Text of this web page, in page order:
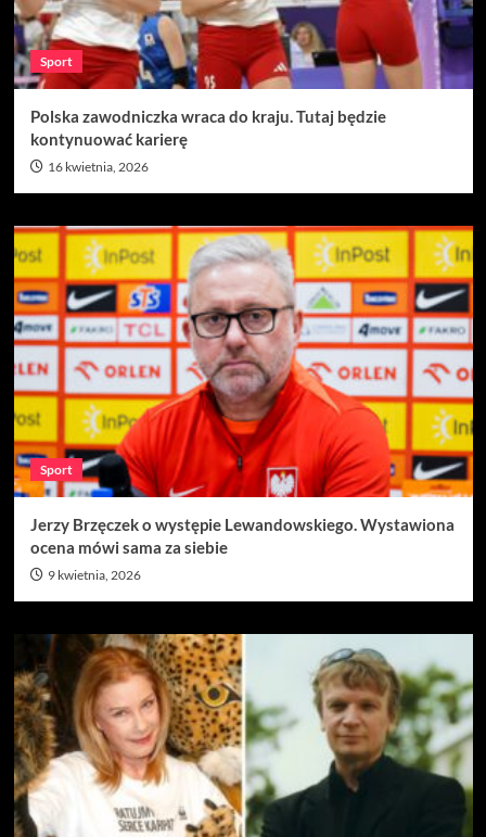
Sport
Polska zawodniczka wraca do kraju. Tutaj będzie
kontynuować karierę
16 kwietnia, 2026
Sport
Jerzy Brzęczek o występie Lewandowskiego. Wystawiona
ocena mówi sama za siebie
9 kwietnia, 2026